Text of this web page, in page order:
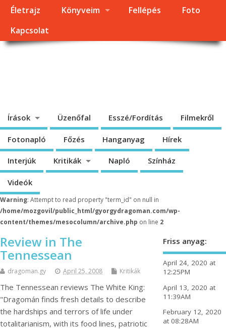
Életrajz Könyveim Fellépés
Foto
Kapcsolat
Írások Üzenőfal Esszé/Fordítás Filmekről
Fotonapló Főzés Hanganyag Hírek
Interjúk Kritikák Napló Színház
Videók
Warning: Attempt to read property "term_id" on null in
/home/mozgovil/public_html/gyorgydragoman.com/wp-
content/themes/mesocolumn/archive.php on line 2
Review in The
Tennessean
dragoman.gy April 25, 2008 Kritikák
The Tennessean reviews The White King:
"Dragomán finds fresh details to describe
the hardships and terrors of life under
totalitarianism, with its food lines, patriotic
Friss anyag:
April 24, 2020 at
12:25PM
April 13, 2020 at
11:39AM
February 12, 2020
at 08:28AM